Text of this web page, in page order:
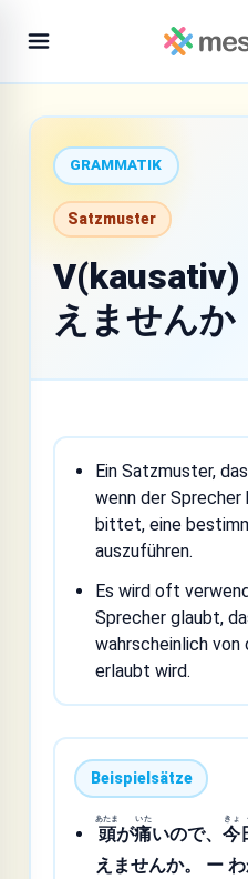
GRAMMATIK
Satzmuster
V(kausativ)
えませんか
Ein Satzmuster,
wenn der Sprecher
bittet, eine
auszuführen.
Es wird oft
Sprecher glaubt,
wahrscheinlich von
erlaubt wird.
Beispielsätze
頭
あたま
が痛
いた
いので、今
きょ
えませんか。 ー